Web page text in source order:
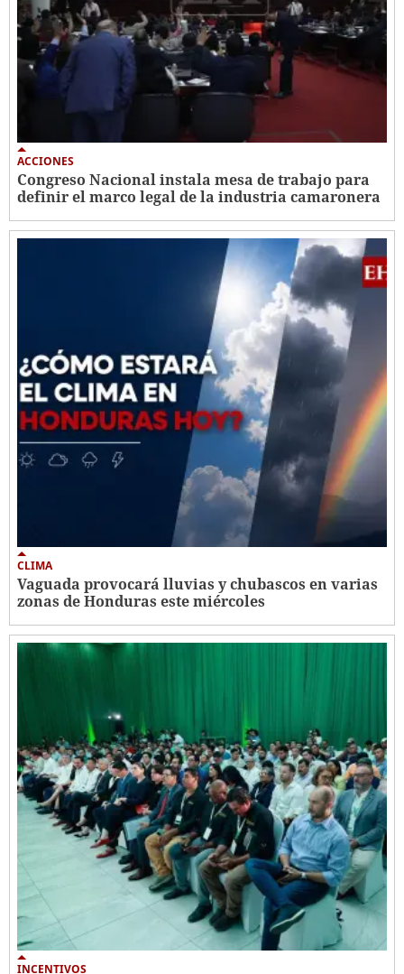
ACCIONES
Congreso Nacional instala mesa de trabajo para
definir el marco legal de la industria camaronera
CLIMA
Vaguada provocará lluvias y chubascos en varias
zonas de Honduras este miércoles
INCENTIVOS